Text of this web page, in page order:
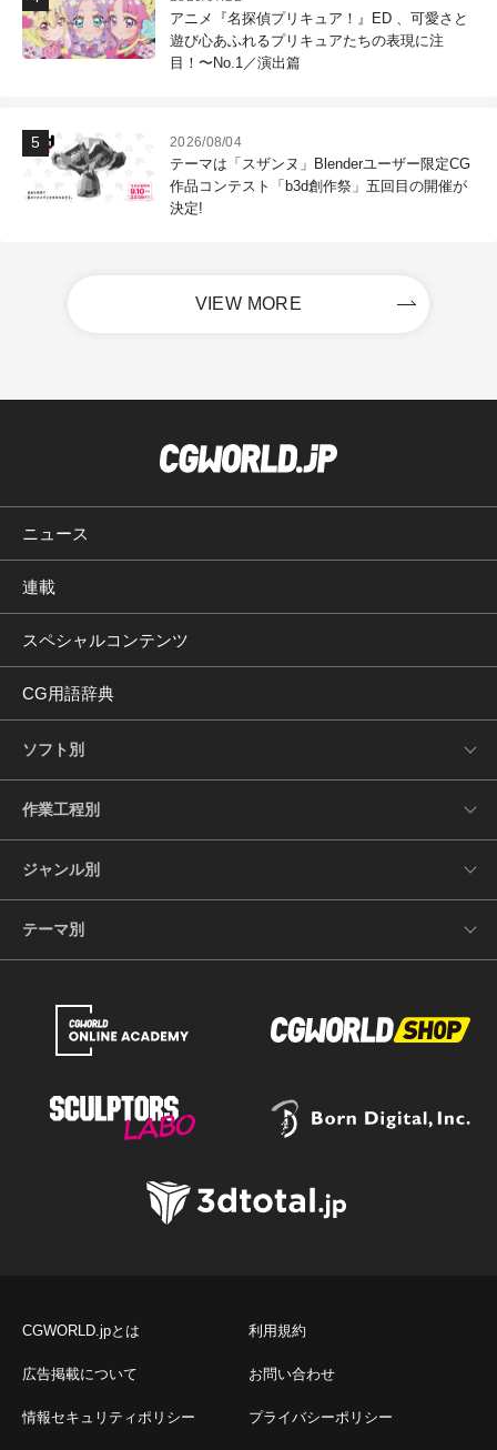
アニメ『名探偵プリキュア！』ED 、可愛さと
遊び心あふれるプリキュアたちの表現に注
目！〜No.1／演出篇
2026/08/04
テーマは「スザンヌ」Blenderユーザー限定CG
作品コンテスト「b3d創作祭」五回目の開催が
決定!
VIEW MORE
ニュース
連載
スペシャルコンテンツ
CG用語辞典
ソフト別
作業工程別
ジャンル別
テーマ別
CGWORLD.jpとは 利用規約
広告掲載について お問い合わせ
情報セキュリティポリシー プライバシーポリシー